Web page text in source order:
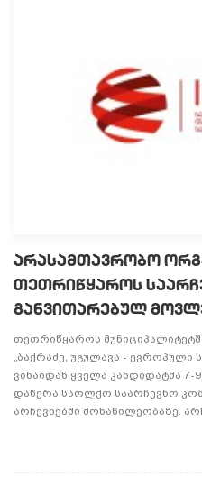
არასამთავრობო
თეთრიწყაროს
განვითარებულ
თეთრიწყაროს
„ბაქრაძე, უგულავა - ევროპული
ვინაიდან ყველა კანდიდატმა 7-
დაწერა საოლქო საარჩევნო
არჩევნებში მონაწილეობაზე.